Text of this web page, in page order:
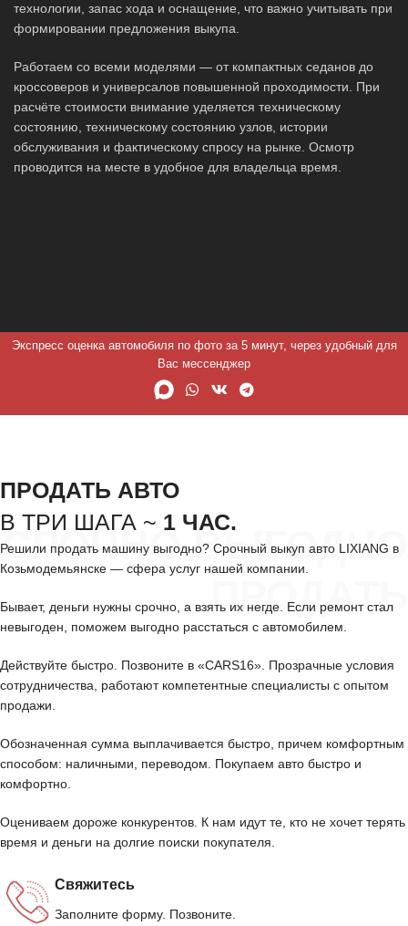
технологии, запас хода и оснащение, что важно учитывать при
формировании предложения выкупа.
Работаем со всеми моделями — от компактных седанов до
кроссоверов и универсалов повышенной проходимости. При
расчёте стоимости внимание уделяется техническому
состоянию, техническому состоянию узлов, истории
обслуживания и фактическому спросу на рынке. Осмотр
проводится на месте в удобное для владельца время.
Экспресс оценка автомобиля по фото за 5 минут, через удобный для
Вас мессенджер
СРОЧНО ВЫГОДНО
ПРОДАТЬ
ПРОДАТЬ АВТО
В ТРИ ШАГА ~ 1 ЧАС.
Решили продать машину выгодно? Срочный выкуп авто LIXIANG в
Козьмодемьянске — сфера услуг нашей компании.
Бывает, деньги нужны срочно, а взять их негде. Если ремонт стал
невыгоден, поможем выгодно расстаться с автомобилем.
Действуйте быстро. Позвоните в «CARS16». Прозрачные условия
сотрудничества, работают компетентные специалисты с опытом
продажи.
Обозначенная сумма выплачивается быстро, причем комфортным
способом: наличными, переводом. Покупаем авто быстро и
комфортно.
Оцениваем дороже конкурентов. К нам идут те, кто не хочет терять
время и деньги на долгие поиски покупателя.
Свяжитесь
Заполните форму. Позвоните.